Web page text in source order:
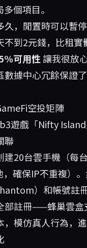
個項目。
久，閒置時可以暫
到2元錢，比租實
可用性 讓我很放
數據中心冗餘保證
空投矩陣
遊戲「Nifty
聯
建20台雲手機（每
確保IP不重複）
）和帳號註冊
部註冊——蜂巢雲
模仿真人行為，